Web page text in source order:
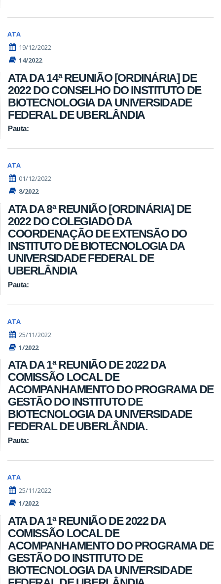
ATA
19/12/2022
14/2022
ATA DA 14ª REUNIÃO [ORDINÁRIA] DE
2022 DO CONSELHO DO INSTITUTO DE
BIOTECNOLOGIA DA UNIVERSIDADE
FEDERAL DE UBERLÂNDIA
Pauta:
ATA
01/12/2022
8/2022
ATA DA 8ª REUNIÃO [ORDINÁRIA] DE
2022 DO COLEGIADO DA
COORDENAÇÃO DE EXTENSÃO DO
INSTITUTO DE BIOTECNOLOGIA DA
UNIVERSIDADE FEDERAL DE
UBERLÂNDIA
Pauta:
ATA
25/11/2022
1/2022
ATA DA 1ª REUNIÃO DE 2022 DA
COMISSÃO LOCAL DE
ACOMPANHAMENTO DO PROGRAMA DE
GESTÃO DO INSTITUTO DE
BIOTECNOLOGIA DA UNIVERSIDADE
FEDERAL DE UBERLÂNDIA.
Pauta:
ATA
25/11/2022
1/2022
ATA DA 1ª REUNIÃO DE 2022 DA
COMISSÃO LOCAL DE
ACOMPANHAMENTO DO PROGRAMA DE
GESTÃO DO INSTITUTO DE
BIOTECNOLOGIA DA UNIVERSIDADE